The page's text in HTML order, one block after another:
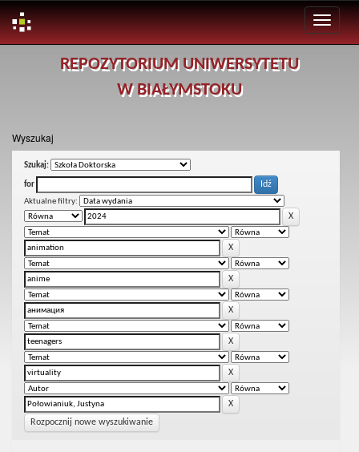
REPOZYTORIUM UNIWERSYTETU
W BIAŁYMSTOKU
Wyszukaj
Szukaj:
for
Aktualne filtry:
Rozpocznij nowe wyszukiwanie